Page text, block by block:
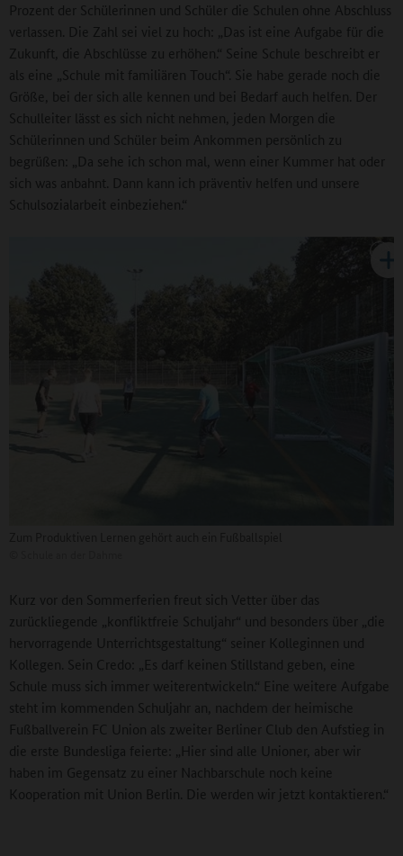
Prozent der Schülerinnen und Schüler die Schulen ohne Abschluss
verlassen. Die Zahl sei viel zu hoch: „Das ist eine Aufgabe für die
Zukunft, die Abschlüsse zu erhöhen.“ Seine Schule beschreibt er
als eine „Schule mit familiären Touch“. Sie habe gerade noch die
Größe, bei der sich alle kennen und bei Bedarf auch helfen. Der
Schulleiter lässt es sich nicht nehmen, jeden Morgen die
Schülerinnen und Schüler beim Ankommen persönlich zu
begrüßen: „Da sehe ich schon mal, wenn einer Kummer hat oder
sich was anbahnt. Dann kann ich präventiv helfen und unsere
Schulsozialarbeit einbeziehen.“
Kurz vor den Sommerferien freut sich Vetter über das
zurückliegende „konfliktfreie Schuljahr“ und besonders über „die
hervorragende Unterrichtsgestaltung“ seiner Kolleginnen und
Kollegen. Sein Credo: „Es darf keinen Stillstand geben, eine
Schule muss sich immer weiterentwickeln.“ Eine weitere Aufgabe
steht im kommenden Schuljahr an, nachdem der heimische
Fußballverein FC Union als zweiter Berliner Club den Aufstieg in
die erste Bundesliga feierte: „Hier sind alle Unioner, aber wir
haben im Gegensatz zu einer Nachbarschule noch keine
Kooperation mit Union Berlin. Die werden wir jetzt kontaktieren.“